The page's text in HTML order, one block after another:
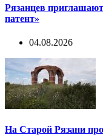
Рязанцев
патент»
04.08.2026
На Старой Рязани